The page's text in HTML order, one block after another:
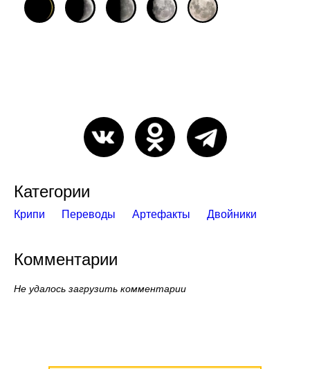
Категории
Крипи Переводы Артефакты Двойники
Комментарии
Не удалось загрузить комментарии